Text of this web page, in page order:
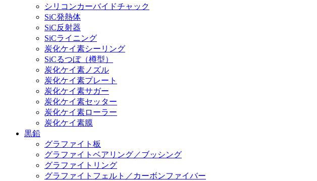
シリコンカーバイドチャック
SiC発熱体
SiC反射器
SiCライニング
炭化ケイ素シーリング
SiCるつぼ（樽型）
炭化ケイ素ノズル
炭化ケイ素プレート
炭化ケイ素サガー
炭化ケイ素セッター
炭化ケイ素ローラー
炭化ケイ素膜
黒鉛
グラファイト板
グラファイトベアリング／ブッシング
グラファイトリング
グラファイトフェルト／カーボンファイバー